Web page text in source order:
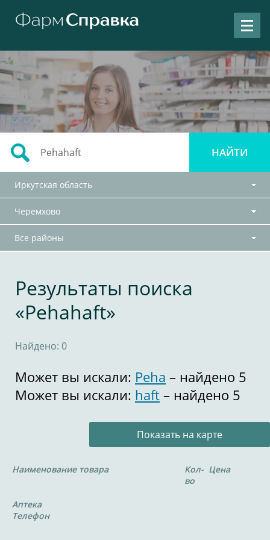
Иркутская область
Черемхово
Все районы
Результаты поиска
«Pehahaft»
Найдено: 0
Может вы искали: Peha – найдено 5
Может вы искали: haft – найдено 5
Показать на карте
Наименование товара
Кол-
во
Цена
Аптека
Телефон